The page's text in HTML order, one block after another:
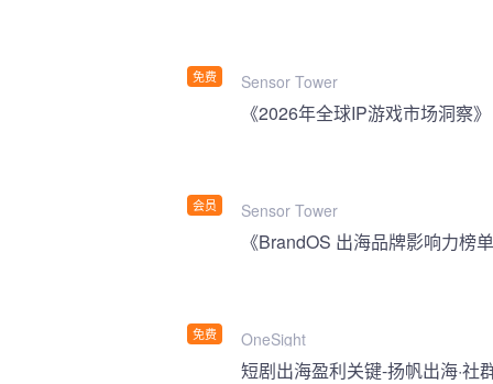
免费 Sensor Tower
会员
《2026年全球IP游戏市场洞察》
Sensor Tower
免费
《BrandOS 出海品牌影响力榜
OneSight
短剧出海盈利关键-扬帆出海·社